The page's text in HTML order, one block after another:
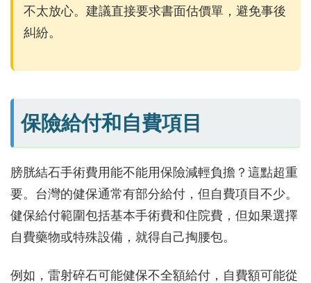
不太放心。建議直接要求書面估價單，避免事後
糾紛。
保險給付和自費項目
膀胱結石手術費用能不能用保險減輕負擔？這點超重
要。台灣的健保通常有部分給付，但自費項目不少。
健保給付範圍包括基本手術費和住院費，但如果選擇
自費藥物或特殊設備，就得自己掏腰包。
例如，雷射碎石可能健保不全額給付，自費額可能從